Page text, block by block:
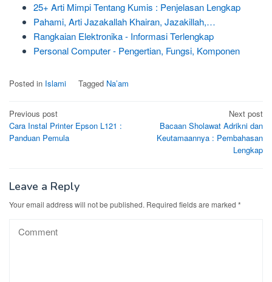
25+ Arti Mimpi Tentang Kumis : Penjelasan Lengkap
Pahami, Arti Jazakallah Khairan, Jazakillah,…
Rangkaian Elektronika - Informasi Terlengkap
Personal Computer - Pengertian, Fungsi, Komponen
Posted in Islami Tagged Na’am
Post
navigation
Previous post
Cara Instal Printer Epson L121 :
Panduan Pemula
Next post
Bacaan Sholawat Adrikni dan
Keutamaannya : Pembahasan
Lengkap
Leave a Reply
Your email address will not be published. Required fields are marked *